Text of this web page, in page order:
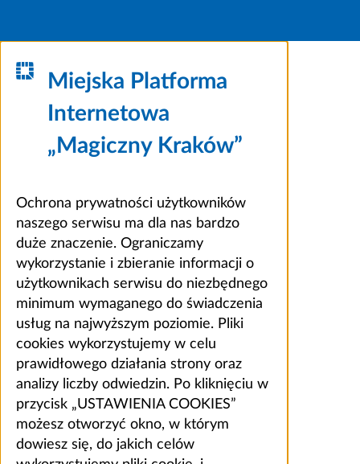
Miejska Platforma
Internetowa
„Magiczny Kraków”
Ochrona prywatności użytkowników
naszego serwisu ma dla nas bardzo
duże znaczenie. Ograniczamy
wykorzystanie i zbieranie informacji o
użytkownikach serwisu do niezbędnego
minimum wymaganego do świadczenia
usług na najwyższym poziomie. Pliki
cookies wykorzystujemy w celu
prawidłowego działania strony oraz
analizy liczby odwiedzin. Po kliknięciu w
przycisk „USTAWIENIA COOKIES”
możesz otworzyć okno, w którym
dowiesz się, do jakich celów